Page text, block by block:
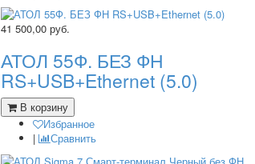
41 500,00 руб.
АТОЛ 55Ф. БЕЗ ФН
RS+USB+Ethernet (5.0)
В корзину
Избранное
|
Сравнить